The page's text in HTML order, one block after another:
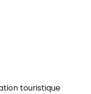
touristique